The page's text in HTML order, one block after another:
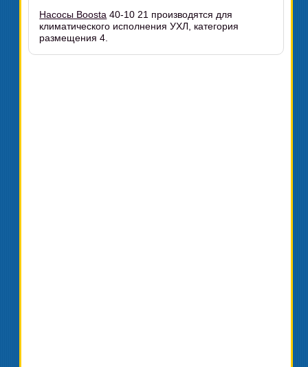
Насосы Boosta 40-10 21 производятся для
климатического исполнения УХЛ, категория
размещения 4.